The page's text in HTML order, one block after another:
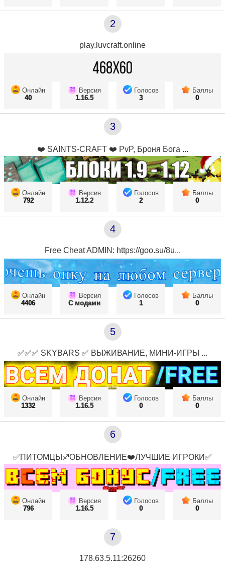
2
play.luvcraft.online
Онлайн
40
Версия
1.16.5
Голосов
3
Баллы
0
3
❤️ SAINTS-CRAFT ❤️ PvP, Броня Бога ...
Онлайн
792
Версия
1.12.2
Голосов
2
Баллы
0
4
Free Cheat ADMIN: https://goo.su/8u...
Онлайн
4406
Версия
С модами
Голосов
1
Баллы
0
5
✅✅✅ SKYBARS ✅ ВЫЖИВАНИЕ, МИНИ-ИГРЫ ...
Онлайн
1332
Версия
1.16.5
Голосов
0
Баллы
0
6
✅ПИТОМЦЫ♐ОБНОВЛЕНИЕ❤️ЛУЧШИЕ ИГРОКИ✅
Онлайн
796
Версия
1.16.5
Голосов
0
Баллы
0
7
178.63.5.11:26260